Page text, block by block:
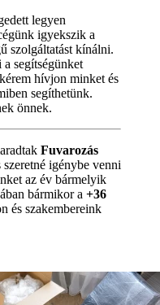
legyen
igyekszik a
szolgáltatást kínálni.
segítségünket
hívjon minket és
segíthetünk.
önnek.
Fuvarozás
igénybe venni
az év bármelyik
bármikor a +36
és szakembereink